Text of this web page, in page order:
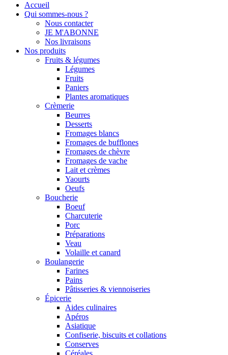
Accueil
Qui sommes-nous ?
Nous contacter
JE M'ABONNE
Nos livraisons
Nos produits
Fruits & légumes
Légumes
Fruits
Paniers
Plantes aromatiques
Crèmerie
Beurres
Desserts
Fromages blancs
Fromages de bufflones
Fromages de chèvre
Fromages de vache
Lait et crèmes
Yaourts
Oeufs
Boucherie
Boeuf
Charcuterie
Porc
Préparations
Veau
Volaille et canard
Boulangerie
Farines
Pains
Pâtisseries & viennoiseries
Épicerie
Aides culinaires
Apéros
Asiatique
Confiserie, biscuits et collations
Conserves
Céréales